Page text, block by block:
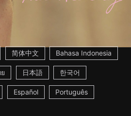
简体中文 Bahasa Indonesia
日本語 한국어
Español Português